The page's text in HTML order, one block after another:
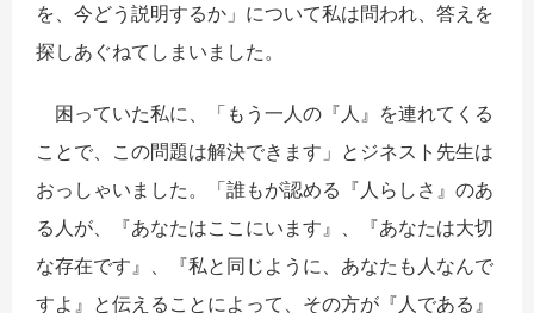
を、今どう説明するか」について私は問われ、答えを
探しあぐねてしまいました。
困っていた私に、「もう一人の『人』を連れてくる
ことで、この問題は解決できます」とジネスト先生は
おっしゃいました。「誰もが認める『人らしさ』のあ
る人が、『あなたはここにいます』、『あなたは大切
な存在です』、『私と同じように、あなたも人なんで
すよ』と伝えることによって、その方が『人である』